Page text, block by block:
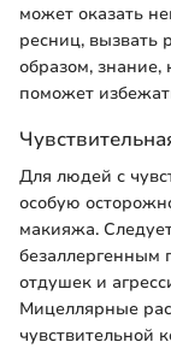
может оказать
ресниц, вызвать
образом, знание,
поможет
Для людей с
особую
макияжа.
безаллергенным
отдушек и
Мицеллярные
чувствительной